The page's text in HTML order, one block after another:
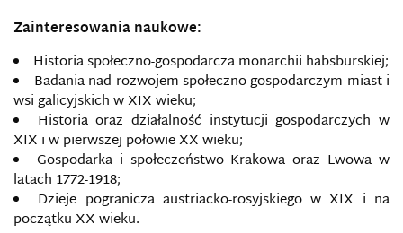
Zainteresowania naukowe:
Historia społeczno-gospodarcza monarchii habsburskiej;
Badania nad rozwojem społeczno-gospodarczym miast i
wsi galicyjskich w XIX wieku;
Historia oraz działalność instytucji gospodarczych w
XIX i w pierwszej połowie XX wieku;
Gospodarka i społeczeństwo Krakowa oraz Lwowa w
latach 1772-1918;
Dzieje pogranicza austriacko-rosyjskiego w XIX i na
początku XX wieku.